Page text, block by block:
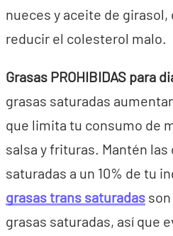
nueces y aceite de girasol,
reducir el colesterol malo.
Grasas PROHIBIDAS para
grasas saturadas
que limita tu consumo de
salsa y frituras. Mantén las
saturadas a un 10% de tu
grasas trans saturadas
grasas saturadas, así que